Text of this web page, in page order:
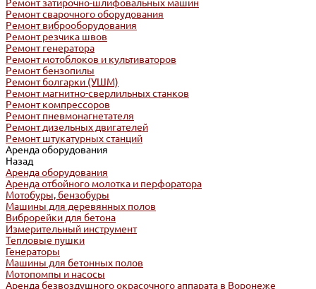
Ремонт затирочно-шлифовальных машин
Ремонт сварочного оборудования
Ремонт виброоборудования
Ремонт резчика швов
Ремонт генератора
Ремонт мотоблоков и культиваторов
Ремонт бензопилы
Ремонт болгарки (УШМ)
Ремонт магнитно-сверлильных станков
Ремонт компрессоров
Ремонт пневмонагнетателя
Ремонт дизельных двигателей
Ремонт штукатурных станций
Аренда оборудования
Назад
Аренда оборудования
Аренда отбойного молотка и перфоратора
Мотобуры, бензобуры
Машины для деревянных полов
Виброрейки для бетона
Измерительный инструмент
Тепловые пушки
Генераторы
Машины для бетонных полов
Мотопомпы и насосы
Аренда безвоздушного окрасочного аппарата в Воронеже